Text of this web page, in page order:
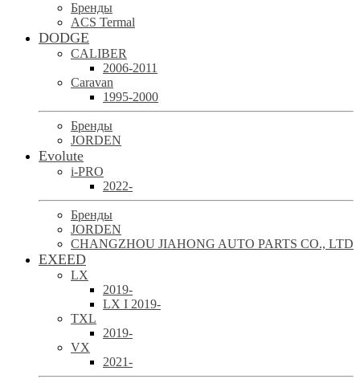
Бренды
ACS Termal
DODGE
CALIBER
2006-2011
Caravan
1995-2000
Бренды
JORDEN
Evolute
i-PRO
2022-
Бренды
JORDEN
CHANGZHOU JIAHONG AUTO PARTS CO., LTD
EXEED
LX
2019-
LX I 2019-
TXL
2019-
VX
2021-